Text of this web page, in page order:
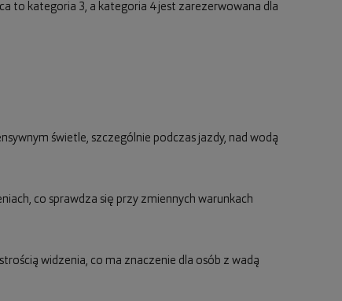
to kategoria 3, a kategoria 4 jest zarezerwowana dla
świetle, szczególnie podczas jazdy, nad wodą
co sprawdza się przy zmiennych warunkach
widzenia, co ma znaczenie dla osób z wadą